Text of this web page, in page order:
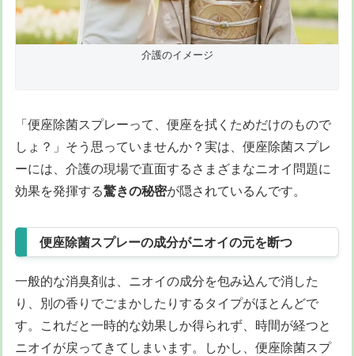
介護のイメージ
「便座除菌スプレーって、便座を拭くためだけのもので
しょ？」そう思っていませんか？実は、便座除菌スプレ
ーには、介護の現場で直面するさまざまなニオイ問題に
効果を発揮する驚きの秘密が隠されているんです。
便座除菌スプレーの成分がニオイの元を断つ
一般的な消臭剤は、ニオイの成分を包み込んで消した
り、別の香りでごまかしたりするタイプがほとんどで
す。これだと一時的な効果しか得られず、時間が経つと
ニオイが戻ってきてしまいます。しかし、便座除菌スプ